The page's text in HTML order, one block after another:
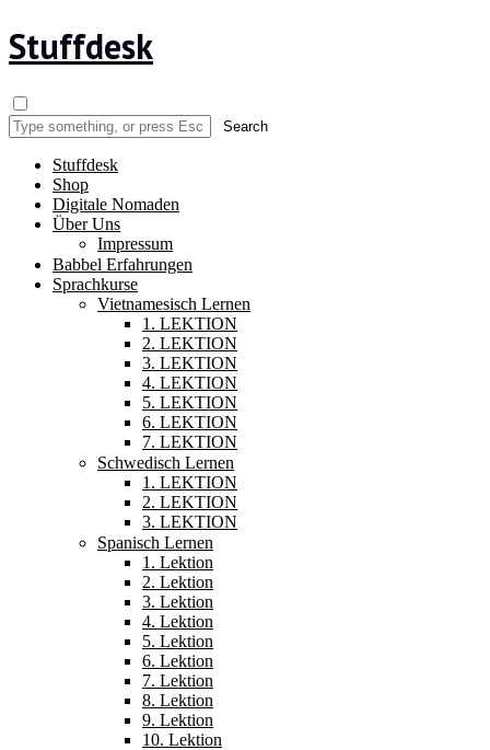
Stuffdesk
Stuffdesk
Shop
Digitale Nomaden
Über Uns
Impressum
Babbel Erfahrungen
Sprachkurse
Vietnamesisch Lernen
1. LEKTION
2. LEKTION
3. LEKTION
4. LEKTION
5. LEKTION
6. LEKTION
7. LEKTION
Schwedisch Lernen
1. LEKTION
2. LEKTION
3. LEKTION
Spanisch Lernen
1. Lektion
2. Lektion
3. Lektion
4. Lektion
5. Lektion
6. Lektion
7. Lektion
8. Lektion
9. Lektion
10. Lektion